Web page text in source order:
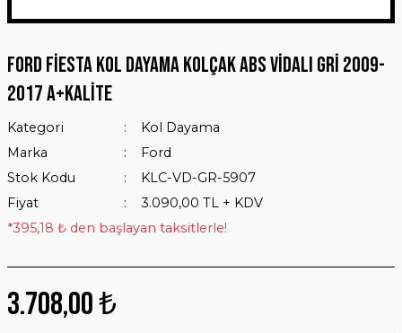
Ford Fiesta Kol Dayama Kolçak ABS Vidalı Gri 2009-
2017 A+Kalite
Kategori
Kol Dayama
Marka
Ford
Stok Kodu
KLC-VD-GR-5907
Fiyat
3.090,00 TL + KDV
*395,18 ₺ den başlayan taksitlerle!
3.708,00 ₺